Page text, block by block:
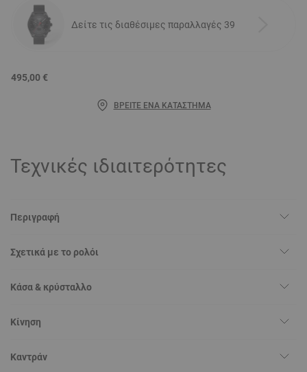
Δείτε τις διαθέσιμες παραλλαγές 39
495,00 €
ΒΡΕΊΤΕ ΈΝΑ ΚΑΤΆΣΤΗΜΑ
Τεχνικές ιδιαιτερότητες
Περιγραφή
Σχετικά με το ρολόι
Κάσα & κρύσταλλο
Κίνηση
Καντράν